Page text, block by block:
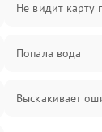
Не видит карту
Попала вода
Выскакивает